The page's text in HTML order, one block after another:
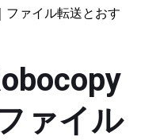
ファイル転送とおす
ァイル